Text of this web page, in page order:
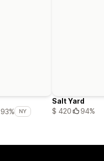
93% NY
Salt Yard
$ 420
94%